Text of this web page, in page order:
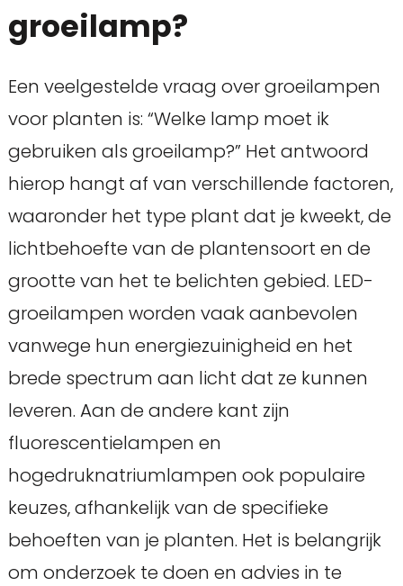
groeilamp?
Een veelgestelde vraag over groeilampen
voor planten is: “Welke lamp moet ik
gebruiken als groeilamp?” Het antwoord
hierop hangt af van verschillende factoren,
waaronder het type plant dat je kweekt, de
lichtbehoefte van de plantensoort en de
grootte van het te belichten gebied. LED-
groeilampen worden vaak aanbevolen
vanwege hun energiezuinigheid en het
brede spectrum aan licht dat ze kunnen
leveren. Aan de andere kant zijn
fluorescentielampen en
hogedruknatriumlampen ook populaire
keuzes, afhankelijk van de specifieke
behoeften van je planten. Het is belangrijk
om onderzoek te doen en advies in te